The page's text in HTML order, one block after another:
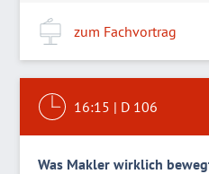
zum Fachvortrag
16:15 | D 106
Was Makler wirklich